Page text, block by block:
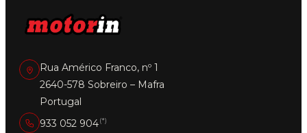
Rua Américo Franco, nº 1
2640-578 Sobreiro – Mafra
Portugal
933 052 904(*)